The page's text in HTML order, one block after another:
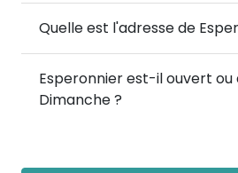
Quelle est l'adresse de
Esperonnier est-il ouvert ou
Dimanche ?